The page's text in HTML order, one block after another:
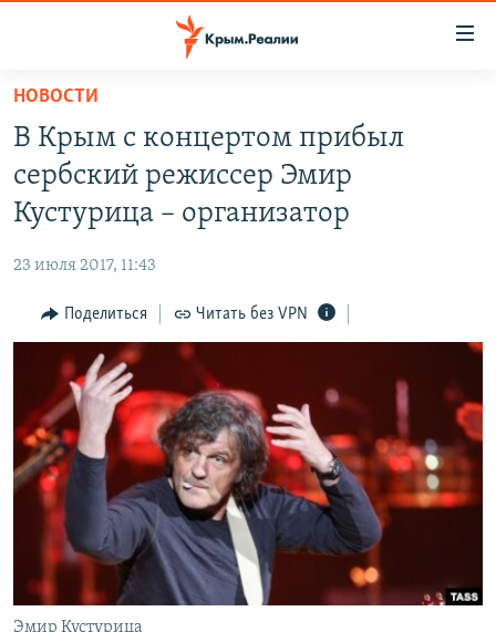
Вернуться
основному
содержанию
Вернутся
главной
Вернутся
поиску
СПЕЦПРОЕКТЫ
11 ЛЕТ ОККУПАЦИИ КРЫМА. 11 ИСТОРИЙ СОПРОТИВЛЕНИЯ
ВОДА
ЕЩЕ
ИНТЕРАКТИВ
ИНФОГРАФИКА
ТЕЛЕПРОЕКТ КРЫМ.РЕАЛИИ
СОВЕТЫ ПРАВОЗАЩИТНИКОВ
ПРОПАВШИЕ БЕЗ ВЕСТИ
ПОБЕДИТЕЛЕЙ НЕ СУДЯТ?
КРЫМ.НЕПОКОРЕННЫЙ
ELIFBE
РАДІО СВОБОДА
КАК ОБОЙТИ БЛОКИРОВКУ
Українською
Qırımtatar
ПРИСОЕДИНЯЙТЕСЬ!
НОВОСТИ
В Крым с концертом прибыл
сербский режиссер Эмир
Кустурица – организатор
23 июля 2017, 11:43
Поделиться Читать без VPN
Эмир Кустурица